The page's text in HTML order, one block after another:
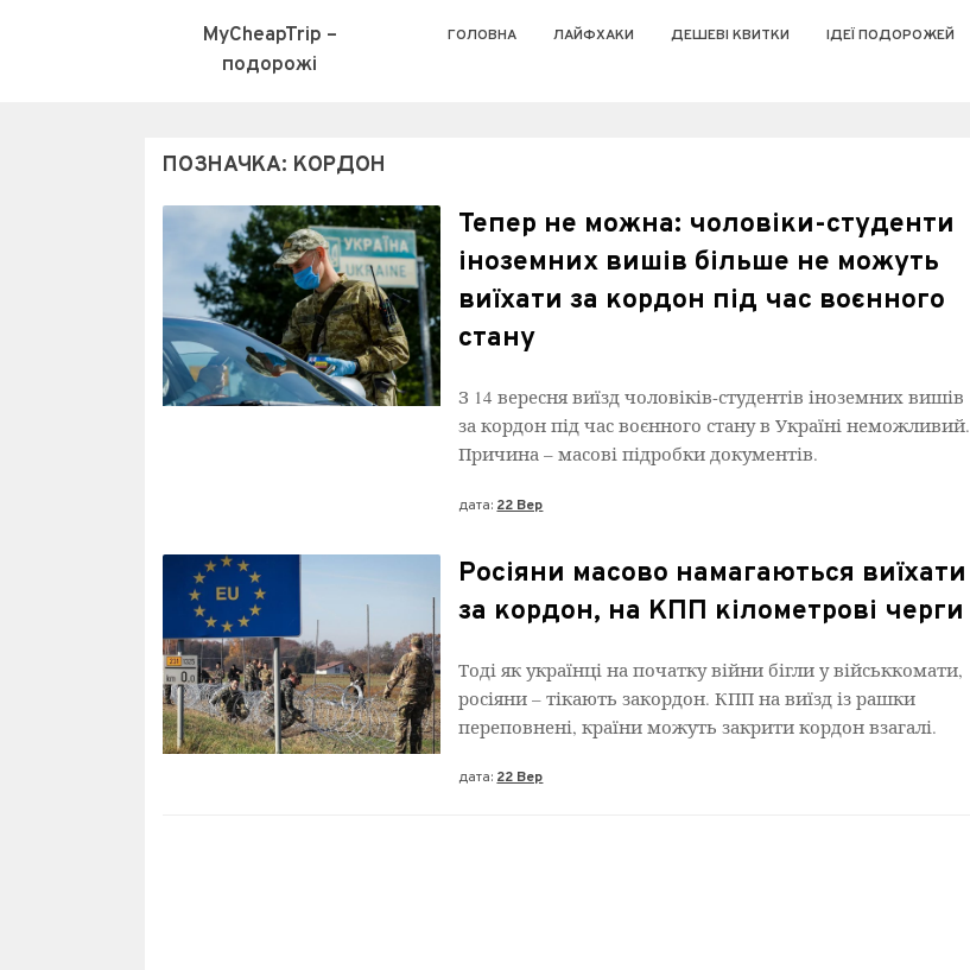
MyCheapTrip –
подорожі
ГОЛОВНА ЛАЙФХАКИ ДЕШЕВІ КВИТКИ ІДЕЇ ПОДОРОЖЕЙ
ПОЗНАЧКА: КОРДОН
Тепер не можна: чоловіки-студенти
іноземних вишів більше не можуть
виїхати за кордон під час воєнного
стану
З 14 вересня виїзд чоловіків-студентів іноземних вишів
за кордон під час воєнного стану в Україні неможливий.
Причина – масові підробки документів.
дата: 22 Вер
Росіяни масово намагаються виїхати
за кордон, на КПП кілометрові черги
Тоді як українці на початку війни бігли у військкомати,
росіяни – тікають закордон. КПП на виїзд із рашки
переповнені, країни можуть закрити кордон взагалі.
дата: 22 Вер